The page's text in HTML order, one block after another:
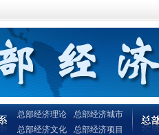
总部经济理论
总部经济文化
总部经济城市
总部经济项目